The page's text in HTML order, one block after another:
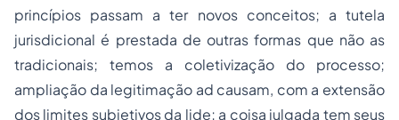
princípios passam a ter novos conceitos; a tutela
jurisdicional é prestada de outras formas que não as
tradicionais; temos a coletivização do processo;
ampliação da legitimação ad causam, com a extensão
dos limites subjetivos da lide; a coisa julgada tem seus